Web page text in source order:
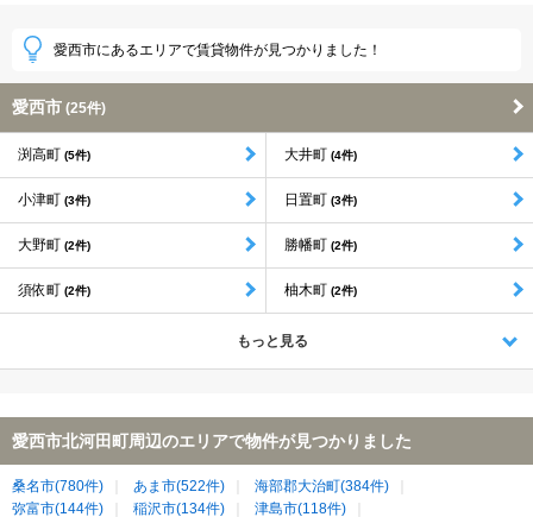
愛西市にあるエリアで賃貸物件が見つかりました！
愛西市 (25件)
渕高町 (5件) 大井町 (4件)
小津町 (3件) 日置町 (3件)
大野町 (2件) 勝幡町 (2件)
須依町 (2件) 柚木町 (2件)
もっと見る
愛西市北河田町周辺のエリアで物件が見つかりました
桑名市(780件) あま市(522件)
海部郡大治町(384件)
弥富市(144件)
稲沢市(134件)
津島市(118件)